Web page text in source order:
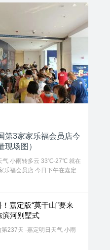
第3家家乐福会员店今
现场图）
气 小雨转多云 33℃-27℃ 就在
乐福会员店 今日下午在嘉定
嘉定版“莫干山”要来
滨河别墅式
237天 -嘉定明日天气 小雨